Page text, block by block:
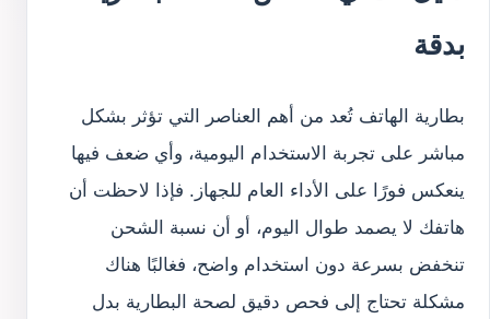
بدقة
بطارية الهاتف تُعد من أهم العناصر التي تؤثر بشكل
مباشر على تجربة الاستخدام اليومية، وأي ضعف فيها
ينعكس فورًا على الأداء العام للجهاز. فإذا لاحظت أن
هاتفك لا يصمد طوال اليوم، أو أن نسبة الشحن
تنخفض بسرعة دون استخدام واضح، فغالبًا هناك
مشكلة تحتاج إلى فحص دقيق لصحة البطارية بدل